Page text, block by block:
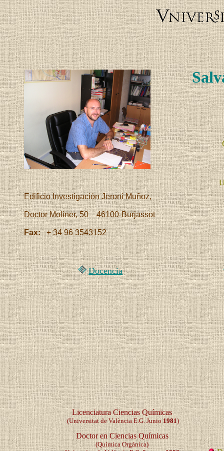
Edificio Investigación Jeroni Muñoz,
Doctor Moliner, 50 46100-Burjassot
Fax:+ 34 96 3543152
Docencia
Licenciatura Ciencias Químicas
(Universitat de València E.G. Junio1981)
Doctor en Ciencias Químicas
(Química Orgánica)